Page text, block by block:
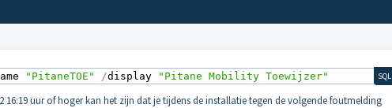
"PitaneTOE" /display "Pitane Mobility Toewijzer" SQL
16:19 uur of hoger kan het zijn dat je tijdens de installatie tegen de volgende foutmelding